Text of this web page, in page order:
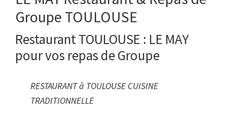
Groupe TOULOUSE
Restaurant TOULOUSE : LE MAY
pour vos repas de Groupe
RESTAURANT à TOULOUSE CUISINE
TRADITIONNELLE